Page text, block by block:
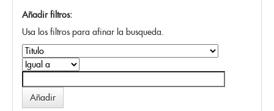
Añadir filtros:
Usa los filtros para afinar la busqueda.